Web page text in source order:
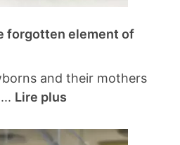
forgotten element of
and their mothers
Lire plus